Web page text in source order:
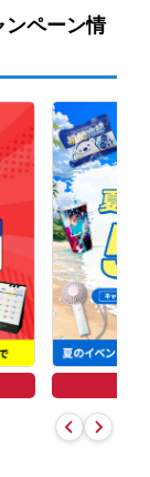
ンペーン情